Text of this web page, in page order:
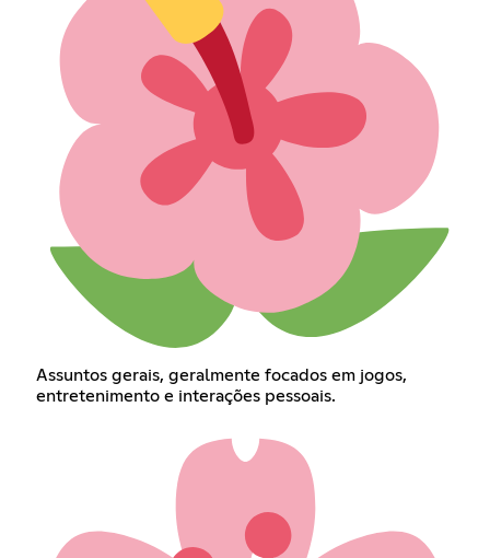
Assuntos gerais, geralmente focados em jogos,
entretenimento e interações pessoais.